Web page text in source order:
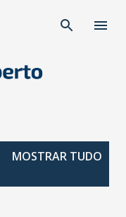
MOSTRAR TUDO